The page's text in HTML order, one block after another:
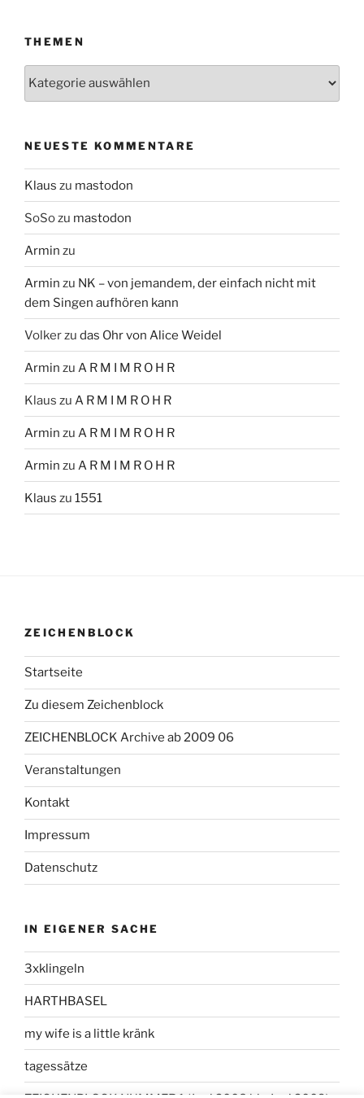
THEMEN
NEUESTE KOMMENTARE
Klaus zu mastodon
SoSozu mastodon
Armin zu
Armin zu NK – von jemandem, der einfach nicht mit
dem Singen aufhören kann
Volkerzu das Ohr von Alice Weidel
Armin zu A R M I M R O H R
Klaus zu A R M I M R O H R
Armin zu A R M I M R O H R
Armin zu A R M I M R O H R
Klaus zu 1551
ZEICHENBLOCK
Startseite
Zu diesem Zeichenblock
ZEICHENBLOCK Archive ab 2009 06
Veranstaltungen
Kontakt
Impressum
Datenschutz
IN EIGENER SACHE
3xklingeln
HARTHBASEL
my wife is a little kränk
tagessätze